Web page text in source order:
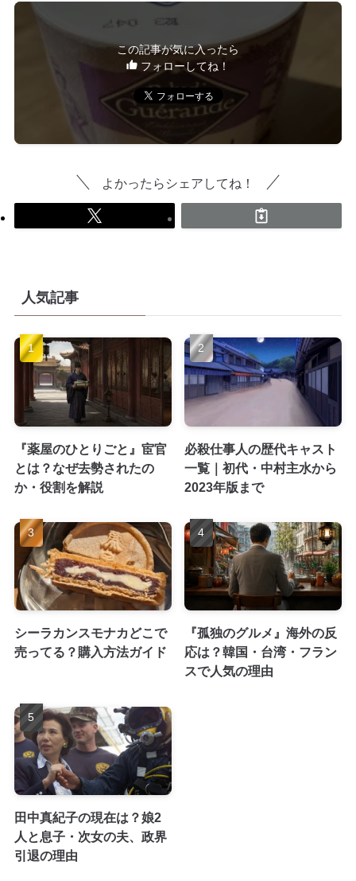
この記事が気に入ったら
フォローしてね！
よかったらシェアしてね！
人気記事
『薬屋のひとりごと』宦官
とは？なぜ去勢されたの
か・役割を解説
必殺仕事人の歴代キャスト
一覧｜初代・中村主水から
2023年版まで
シーラカンスモナカどこで
売ってる？購入方法ガイド
『孤独のグルメ』海外の反
応は？韓国・台湾・フラン
スで人気の理由
田中真紀子の現在は？娘2
人と息子・次女の夫、政界
引退の理由